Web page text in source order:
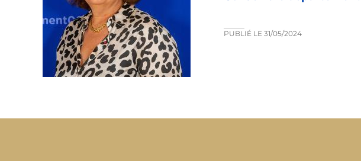
PUBLIÉ LE 31/05/2024